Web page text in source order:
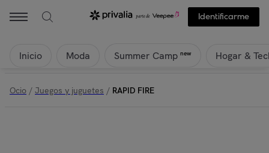
Identificarme
Inicio Moda Summer Camp new Hogar &
Ocio / Juegos y juguetes / RAPID FIRE